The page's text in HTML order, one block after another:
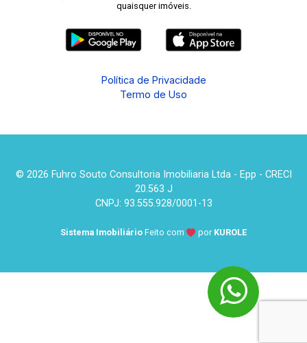
quaisquer imóveis.
Política de Privacidade
Termo de Uso
© 2026 Fuhro Souto Consultoria Imobiliaria Ltda - Epp - CRECI
20.563 J
CNPJ: 93.555.928/0001-13
Sistema Imobiliário Feito com por KUROLE